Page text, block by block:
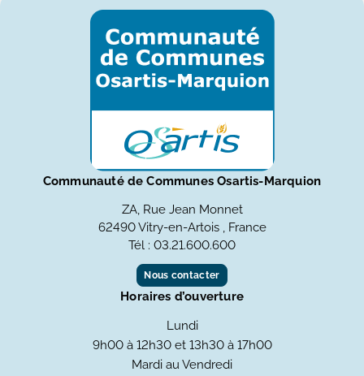
Communauté de Communes Osartis-Marquion
ZA, Rue Jean Monnet
62490 Vitry-en-Artois , France
Tél : 03.21.600.600
Nous contacter
Horaires d’ouverture
Lundi
9h00 à 12h30 et 13h30 à 17h00
Mardi au Vendredi